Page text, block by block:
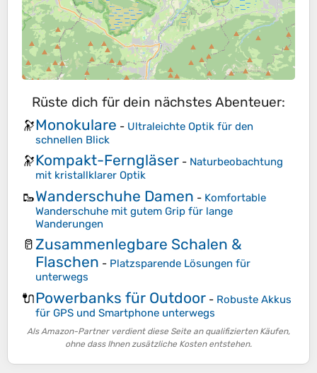
Rüste dich für dein nächstes Abenteuer:
🔭Monokulare - Ultraleichte Optik für den
schnellen Blick
🔭Kompakt-Ferngläser - Naturbeobachtung
mit kristallklarer Optik
🥾Wanderschuhe Damen - Komfortable
Wanderschuhe mit gutem Grip für lange
Wanderungen
🥛Zusammenlegbare Schalen &
Flaschen - Platzsparende Lösungen für
unterwegs
🔌Powerbanks für Outdoor - Robuste Akkus
für GPS und Smartphone unterwegs
Als Amazon-Partner verdient diese Seite an qualifizierten Käufen,
ohne dass Ihnen zusätzliche Kosten entstehen.